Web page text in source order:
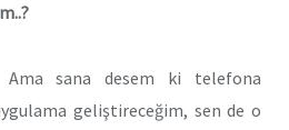
Ama sana desem ki telefona
geliştireceğim, sen de o